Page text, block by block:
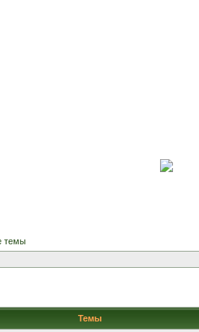
темы
Темы